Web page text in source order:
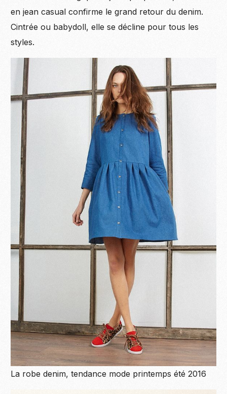
en jean casual confirme le grand retour du denim.
Cintrée ou babydoll, elle se décline pour tous les
styles.
La robe denim, tendance mode printemps été 2016